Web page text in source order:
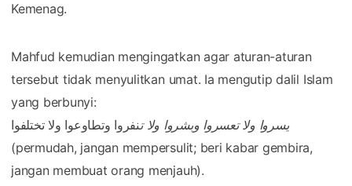
Kemenag.
Mahfud kemudian mengingatkan agar aturan-aturan
tersebut tidak menyulitkan umat. Ia mengutip dalil Islam
yang berbunyi:
يسروا ولا تعسروا وبشروا ولا تنفروا وتطاوعوا ولا تختلفوا
(permudah, jangan mempersulit; beri kabar gembira,
jangan membuat orang menjauh).